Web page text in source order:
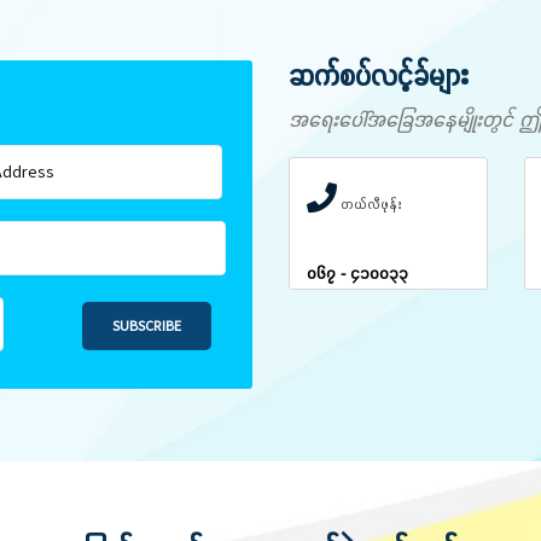
SUBSCRIBE
ဆက်စပ်လင့်ခ်များ
အရေးပေါ်အခြေအနေမျိုးတွင် ဤ
တယ်လီဖုန်း
၀၆၇ - ၄၁၀၀၃၃